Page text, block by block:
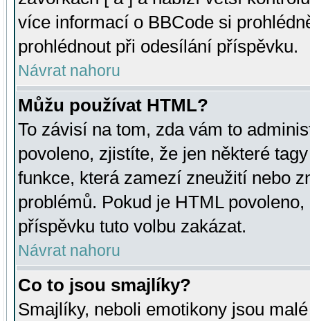
více informací o BBCode si
prohlédnout při odesílání příspěvku.
Návrat nahoru
Můžu používat HTML?
To závisí na tom, zda vám to
povoleno, zjistíte, že jen některé
funkce, která zamezí zneužití nebo
problémů. Pokud je HTML
příspěvku tuto volbu zakázat.
Návrat nahoru
Co to jsou smajlíky?
Smajlíky, neboli emotikony jsou